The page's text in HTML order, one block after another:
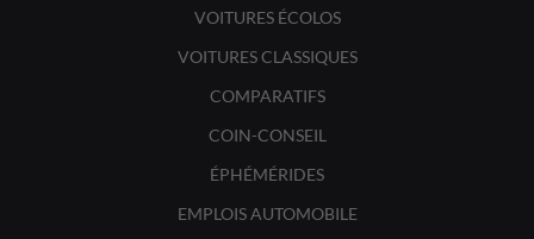
VOITURES ÉCOLOS
VOITURES CLASSIQUES
COMPARATIFS
COIN-CONSEIL
ÉPHÉMÉRIDES
EMPLOIS AUTOMOBILE